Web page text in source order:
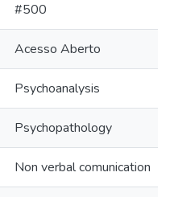
#500
Acesso Aberto
Psychoanalysis
Psychopathology
Non verbal comunication